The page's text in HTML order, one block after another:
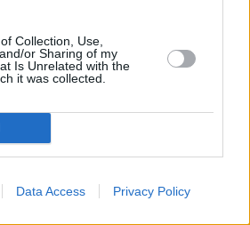
Collection, Use,
or Sharing of my
Is Unrelated with the
it was collected.
Data Access Privacy Policy
αφήνουν στο
Σε «γράφουν» με άνεση
εύκολα